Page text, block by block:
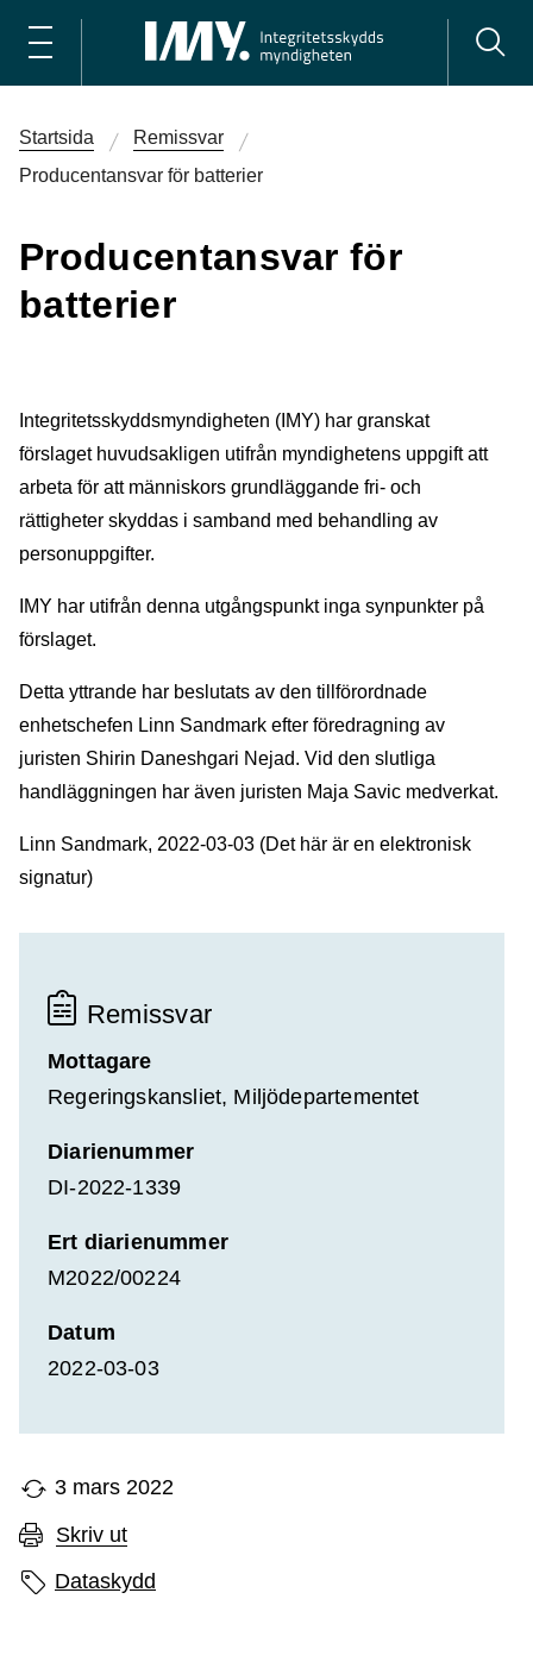
Startsida
Remissvar
Producentansvar för batterier
Producentansvar för
batterier
Integritetsskyddsmyndigheten (IMY) har granskat
förslaget huvudsakligen utifrån myndighetens uppgift att
arbeta för att människors grundläggande fri- och
rättigheter skyddas i samband med behandling av
personuppgifter.
IMY har utifrån denna utgångspunkt inga synpunkter på
förslaget.
Detta yttrande har beslutats av den tillförordnade
enhetschefen Linn Sandmark efter föredragning av
juristen Shirin Daneshgari Nejad. Vid den slutliga
handläggningen har även juristen Maja Savic medverkat.
Linn Sandmark, 2022-03-03 (Det här är en elektronisk
signatur)
Remissvar
Mottagare
Regeringskansliet, Miljödepartementet
Diarienummer
DI-2022-1339
Ert diarienummer
M2022/00224
Datum
2022-03-03
3 mars 2022
Skriv ut
Sidans etiketter
Dataskydd